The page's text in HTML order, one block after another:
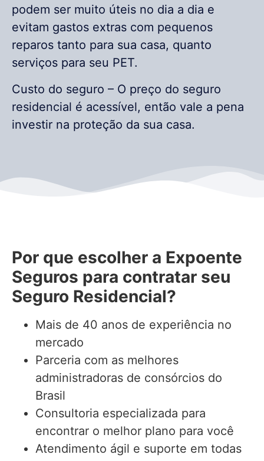
podem ser muito úteis no dia a dia e
evitam gastos extras com pequenos
reparos tanto para sua casa, quanto
serviços para seu PET.
Custo do seguro – O preço do seguro
residencial é acessível, então vale a pena
investir na proteção da sua casa.
Por que escolher a Expoente
Seguros para contratar seu
Seguro Residencial?
Mais de 40 anos de experiência no
mercado
Parceria com as melhores
administradoras de consórcios do
Brasil
Consultoria especializada para
encontrar o melhor plano para você
Atendimento ágil e suporte em todas